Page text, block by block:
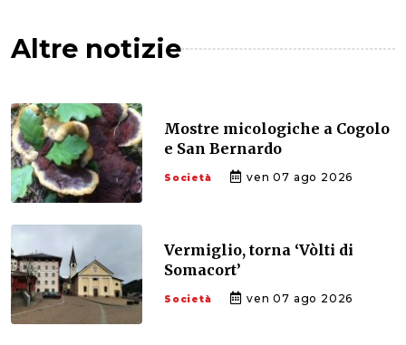
Altre notizie
Mostre micologiche a Cogolo
e San Bernardo
Società ven 07 ago 2026
Vermiglio, torna ‘Vòlti di
Somacort’
Società ven 07 ago 2026